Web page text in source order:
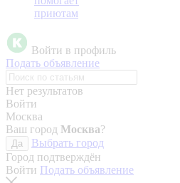
приютам
Войти в профиль
Подать объявление
Нет результатов
Войти
Москва
Ваш город Москва?
Да
Выбрать город
Город подтверждён
Войти Подать объявление